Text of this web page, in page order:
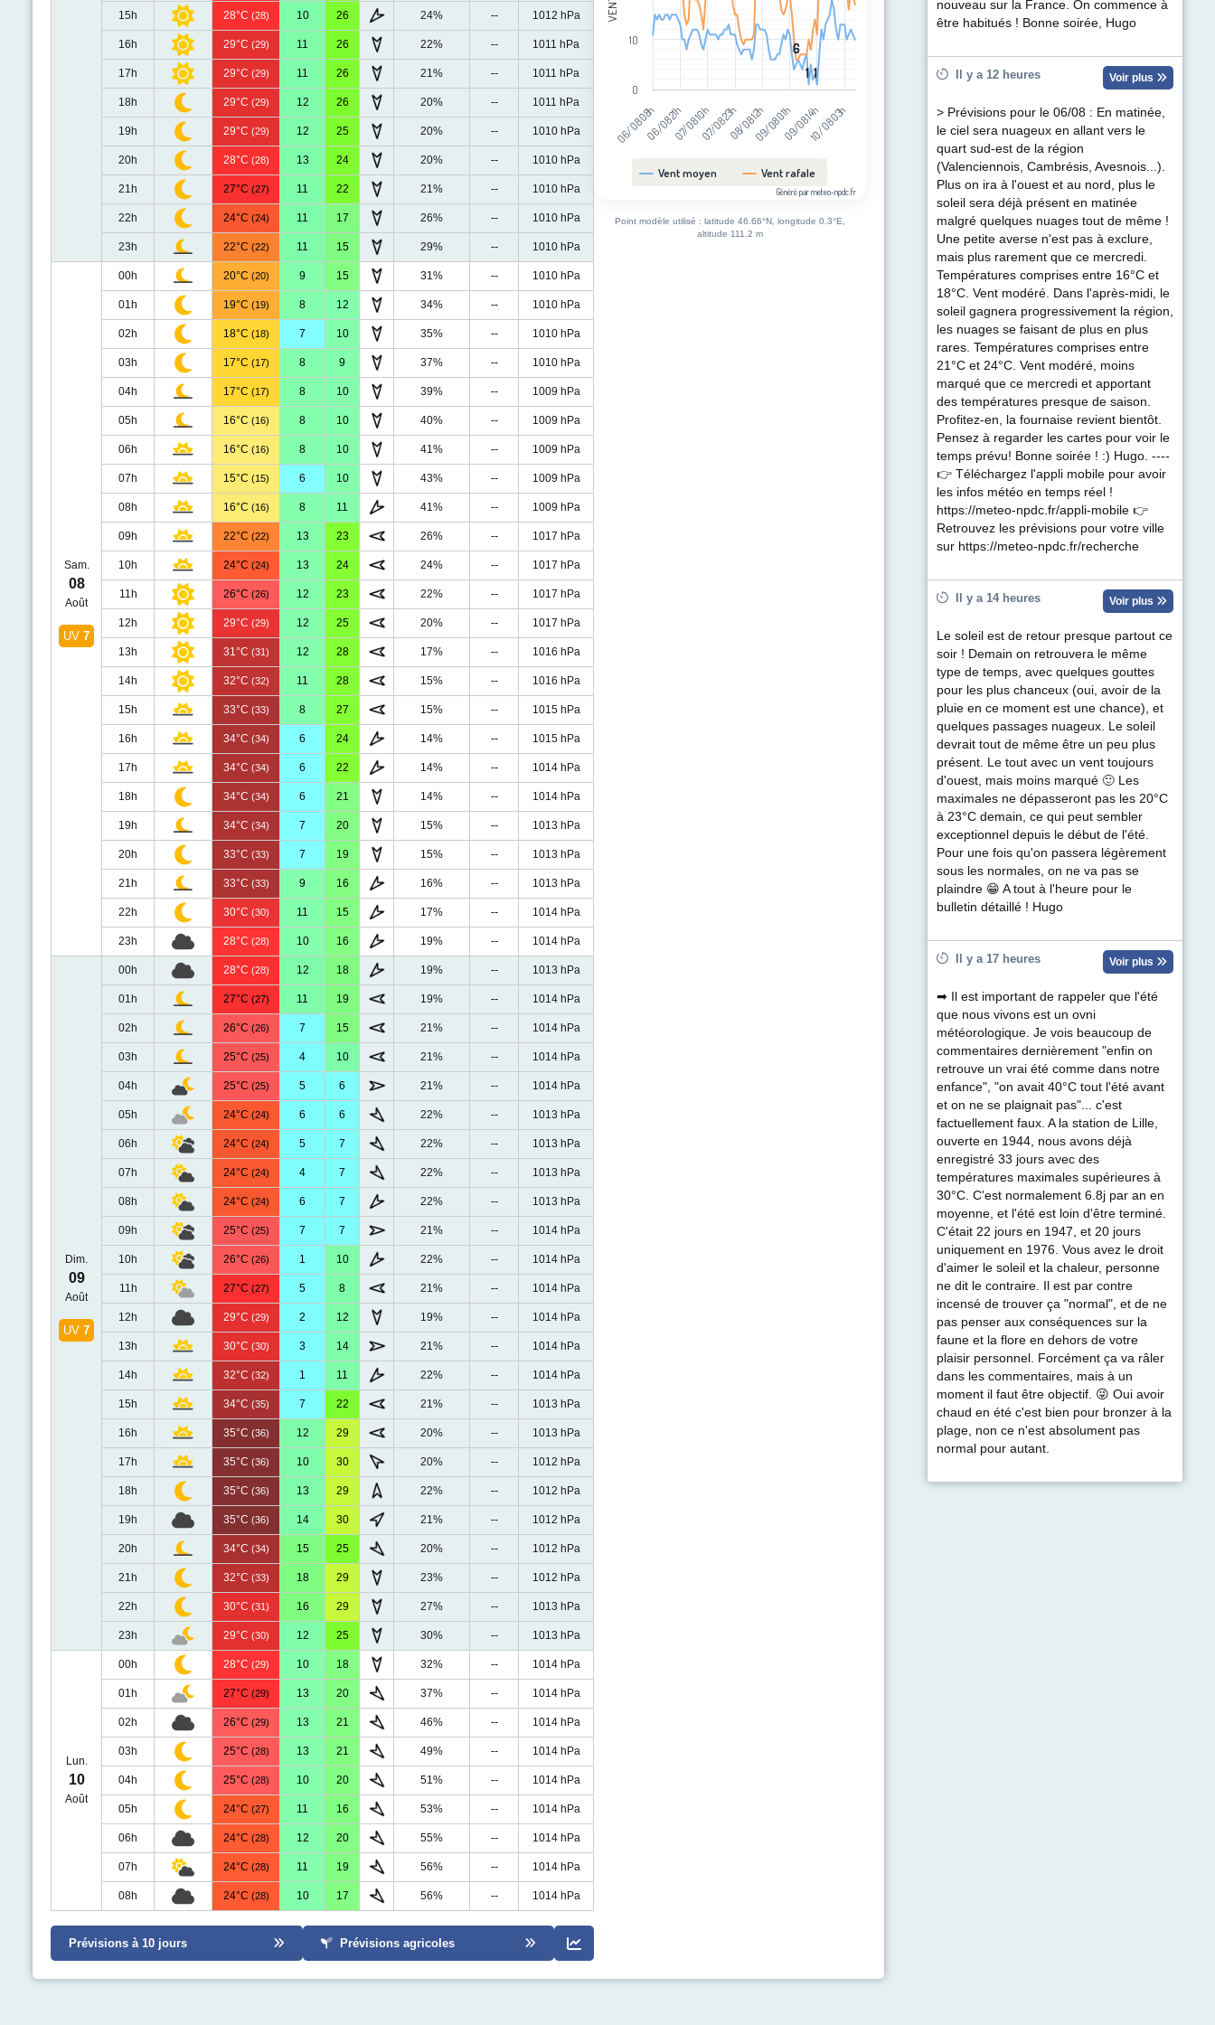
15h 28°C (28) 10 26 24% -- 1012 hPa
16h 29°C (29) 11 26 22% -- 1011 hPa
17h 29°C (29) 11 26 21% -- 1011 hPa
18h 29°C (29) 12 26 20% -- 1011 hPa
19h 29°C (29) 12 25 20% -- 1010 hPa
20h 28°C (28) 13 24 20% -- 1010 hPa
21h 27°C (27) 11 22 21% -- 1010 hPa
22h 24°C (24) 11 17 26% -- 1010 hPa
23h 22°C (22) 11 15 29% -- 1010 hPa
Sam.
08
Août
UV 7
00h 20°C (20) 9 15 31% -- 1010 hPa
01h 19°C (19) 8 12 34% -- 1010 hPa
02h 18°C (18) 7 10 35% -- 1010 hPa
03h 17°C (17) 8 9 37% -- 1010 hPa
04h 17°C (17) 8 10 39% -- 1009 hPa
05h 16°C (16) 8 10 40% -- 1009 hPa
06h 16°C (16) 8 10 41% -- 1009 hPa
07h 15°C (15) 6 10 43% -- 1009 hPa
08h 16°C (16) 8 11 41% -- 1009 hPa
09h 22°C (22) 13 23 26% -- 1017 hPa
10h 24°C (24) 13 24 24% -- 1017 hPa
11h 26°C (26) 12 23 22% -- 1017 hPa
12h 29°C (29) 12 25 20% -- 1017 hPa
13h 31°C (31) 12 28 17% -- 1016 hPa
14h 32°C (32) 11 28 15% -- 1016 hPa
15h 33°C (33) 8 27 15% -- 1015 hPa
16h 34°C (34) 6 24 14% -- 1015 hPa
17h 34°C (34) 6 22 14% -- 1014 hPa
18h 34°C (34) 6 21 14% -- 1014 hPa
19h 34°C (34) 7 20 15% -- 1013 hPa
20h 33°C (33) 7 19 15% -- 1013 hPa
21h 33°C (33) 9 16 16% -- 1013 hPa
22h 30°C (30) 11 15 17% -- 1014 hPa
23h 28°C (28) 10 16 19% -- 1014 hPa
Dim.
09
Août
UV 7
00h 28°C (28) 12 18 19% -- 1013 hPa
01h 27°C (27) 11 19 19% -- 1014 hPa
02h 26°C (26) 7 15 21% -- 1014 hPa
03h 25°C (25) 4 10 21% -- 1014 hPa
04h 25°C (25) 5 6 21% -- 1014 hPa
05h 24°C (24) 6 6 22% -- 1013 hPa
06h 24°C (24) 5 7 22% -- 1013 hPa
07h 24°C (24) 4 7 22% -- 1013 hPa
08h 24°C (24) 6 7 22% -- 1013 hPa
09h 25°C (25) 7 7 21% -- 1014 hPa
10h 26°C (26) 1 10 22% -- 1014 hPa
11h 27°C (27) 5 8 21% -- 1014 hPa
12h 29°C (29) 2 12 19% -- 1014 hPa
13h 30°C (30) 3 14 21% -- 1014 hPa
14h 32°C (32) 1 11 22% -- 1014 hPa
15h 34°C (35) 7 22 21% -- 1013 hPa
16h 35°C (36) 12 29 20% -- 1013 hPa
17h 35°C (36) 10 30 20% -- 1012 hPa
18h 35°C (36) 13 29 22% -- 1012 hPa
19h 35°C (36) 14 30 21% -- 1012 hPa
20h 34°C (34) 15 25 20% -- 1012 hPa
21h 32°C (33) 18 29 23% -- 1012 hPa
22h 30°C (31) 16 29 27% -- 1013 hPa
23h 29°C (30) 12 25 30% -- 1013 hPa
Lun.
10
Août
00h 28°C (29) 10 18 32% -- 1014 hPa
01h 27°C (29) 13 20 37% -- 1014 hPa
02h 26°C (29) 13 21 46% -- 1014 hPa
03h 25°C (28) 13 21 49% -- 1014 hPa
04h 25°C (28) 10 20 51% -- 1014 hPa
05h 24°C (27) 11 16 53% -- 1014 hPa
06h 24°C (28) 12 20 55% -- 1014 hPa
07h 24°C (28) 11 19 56% -- 1014 hPa
08h 24°C (28) 10 17 56% -- 1014 hPa
Prévisions à 10 jours Prévisions agricoles
11 11
6
6
Vent moyen Vent rafale
06/08 08h06/08 21h07/08 10h07/08 23h08/08 12h09/08 01h09/08 14h10/08 03h
0
10
Généré par meteo-npdc.fr
Point modèle utilisé : latitude 46.66°N, longitude 0.3°E,
altitude 111.2 m
nouveau sur la France. On commence à
être habitués ! Bonne soirée, Hugo
Il y a 12 heures Voir plus
> Prévisions pour le 06/08 : En matinée,
le ciel sera nuageux en allant vers le
quart sud-est de la région
(Valenciennois, Cambrésis, Avesnois...).
Plus on ira à l'ouest et au nord, plus le
soleil sera déjà présent en matinée
malgré quelques nuages tout de même !
Une petite averse n'est pas à exclure,
mais plus rarement que ce mercredi.
Températures comprises entre 16°C et
18°C. Vent modéré. Dans l'après-midi, le
soleil gagnera progressivement la région,
les nuages se faisant de plus en plus
rares. Températures comprises entre
21°C et 24°C. Vent modéré, moins
marqué que ce mercredi et apportant
des températures presque de saison.
Profitez-en, la fournaise revient bientôt.
Pensez à regarder les cartes pour voir le
temps prévu! Bonne soirée ! :) Hugo. ----
👉 Téléchargez l'appli mobile pour avoir
les infos météo en temps réel !
https://meteo-npdc.fr/appli-mobile 👉
Retrouvez les prévisions pour votre ville
sur https://meteo-npdc.fr/recherche
Il y a 14 heures Voir plus
Le soleil est de retour presque partout ce
soir ! Demain on retrouvera le même
type de temps, avec quelques gouttes
pour les plus chanceux (oui, avoir de la
pluie en ce moment est une chance), et
quelques passages nuageux. Le soleil
devrait tout de même être un peu plus
présent. Le tout avec un vent toujours
d'ouest, mais moins marqué 🙂 Les
maximales ne dépasseront pas les 20°C
à 23°C demain, ce qui peut sembler
exceptionnel depuis le début de l'été.
Pour une fois qu'on passera légèrement
sous les normales, on ne va pas se
plaindre 😁 A tout à l'heure pour le
bulletin détaillé ! Hugo
Il y a 17 heures Voir plus
➡ Il est important de rappeler que l'été
que nous vivons est un ovni
météorologique. Je vois beaucoup de
commentaires dernièrement "enfin on
retrouve un vrai été comme dans notre
enfance", "on avait 40°C tout l'été avant
et on ne se plaignait pas"... c'est
factuellement faux. A la station de Lille,
ouverte en 1944, nous avons déjà
enregistré 33 jours avec des
températures maximales supérieures à
30°C. C'est normalement 6.8j par an en
moyenne, et l'été est loin d'être terminé.
C'était 22 jours en 1947, et 20 jours
uniquement en 1976. Vous avez le droit
d'aimer le soleil et la chaleur, personne
ne dit le contraire. Il est par contre
incensé de trouver ça "normal", et de ne
pas penser aux conséquences sur la
faune et la flore en dehors de votre
plaisir personnel. Forcément ça va râler
dans les commentaires, mais à un
moment il faut être objectif. 😜 Oui avoir
chaud en été c'est bien pour bronzer à la
plage, non ce n'est absolument pas
normal pour autant.